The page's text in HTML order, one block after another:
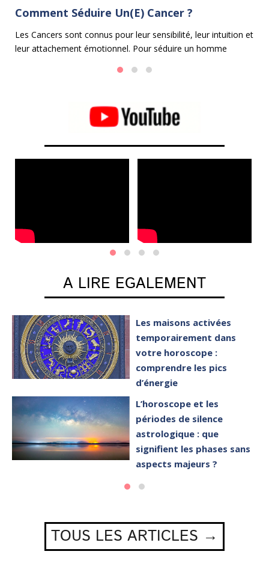
Comment Séduire Un(e) Cancer ?
Les Cancers sont connus pour leur sensibilité, leur intuition et
leur attachement émotionnel. Pour séduire un homme
approche douce, attentionnée et compatissante.
A LIRE EGALEMENT
Les maisons activées
temporairement dans
votre horoscope :
comprendre les pics
d’énergie
L’horoscope et les
périodes de silence
astrologique : que
signifient les phases sans
aspects majeurs ?
TOUS LES ARTICLES →